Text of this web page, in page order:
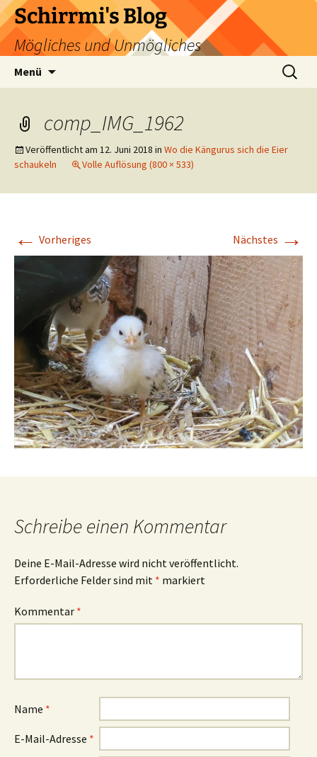
Zum
Inhalt
springen
Schirrmi's Blog
Mögliches und Unmögliches
Menü
Suchen
nach:
comp_IMG_1962
Veröffentlicht am 12. Juni 2018 in Wo die Kängurus sich die Eier
schaukeln
Volle Auflösung (800 × 533)
← Vorheriges Nächstes →
Schreibe einen Kommentar
Deine E-Mail-Adresse wird nicht veröffentlicht.
Erforderliche Felder sind mit * markiert
Kommentar *
Name *
E-Mail-Adresse *